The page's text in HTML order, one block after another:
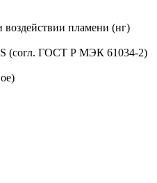
воздействии пламени (нг)
(согл. ГОСТ Р МЭК 61034-2)